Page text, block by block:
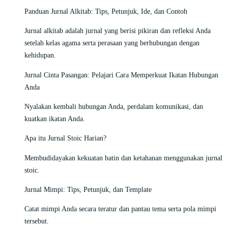
Panduan Jurnal Alkitab: Tips, Petunjuk, Ide, dan Contoh
Jurnal alkitab adalah jurnal yang berisi pikiran dan refleksi Anda
setelah kelas agama serta perasaan yang berhubungan dengan
kehidupan.
Jurnal Cinta Pasangan: Pelajari Cara Memperkuat Ikatan Hubungan
Anda
Nyalakan kembali hubungan Anda, perdalam komunikasi, dan
kuatkan ikatan Anda.
Apa itu Jurnal Stoic Harian?
Membudidayakan kekuatan batin dan ketahanan menggunakan jurnal
stoic.
Jurnal Mimpi: Tips, Petunjuk, dan Template
Catat mimpi Anda secara teratur dan pantau tema serta pola mimpi
tersebut.